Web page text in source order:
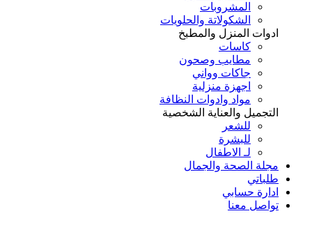
المشروبات
الشكولاتة والحلويات
ادوات المنزل والمطبخ
كاسات
مطايب وصحون
جاكات وواني
اجهزة منزلية
مواد وادوات النظافة
التجميل والعناية الشخصية
للشعر
للبشرة
لـ الاطفال
مجلة الصحة والجمال
طلباتي
ادارة حسابي
تواصل معنا